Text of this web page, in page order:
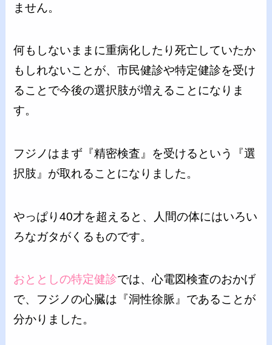
ません。
何もしないままに重病化したり死亡していたか
もしれないことが、市民健診や特定健診を受け
ることで今後の選択肢が増えることになりま
す。
フジノはまず『精密検査』を受けるという『選
択肢』が取れることになりました。
やっぱり40才を超えると、人間の体にはいろい
ろなガタがくるものです。
おととしの特定健診では、心電図検査のおかげ
で、フジノの心臓は『洞性徐脈』であることが
分かりました。